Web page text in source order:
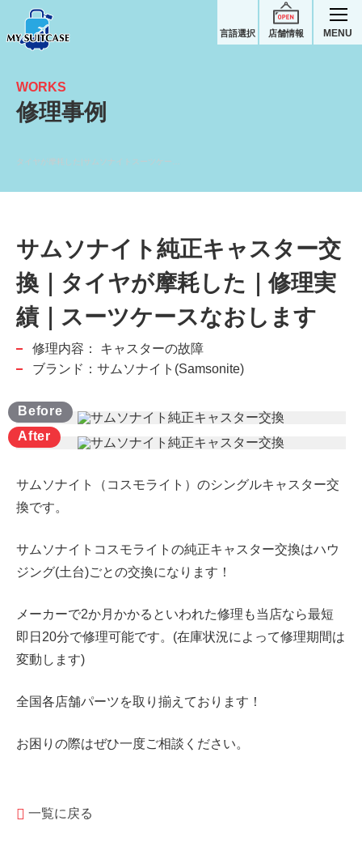
店舗情報
言語選択 MENU
WORKS
修理事例
サムソナイト純正キャスター交
換｜タイヤが摩耗した｜修理実
績｜スーツケースなおします
修理内容：
キャスターの故障
ブランド：サムソナイト(Samsonite)
サムソナイト（コスモライト）のシングルキャスター交
換です。
サムソナイトコスモライトの純正キャスター交換はハウ
ジング(土台)ごとの交換になります！
メーカーで2か月かかるといわれた修理も当店なら最短
即日20分で修理可能です。(在庫状況によって修理期間は
変動します)
全国各店舗パーツを取り揃えております！
お困りの際はぜひ一度ご相談ください。
一覧に戻る